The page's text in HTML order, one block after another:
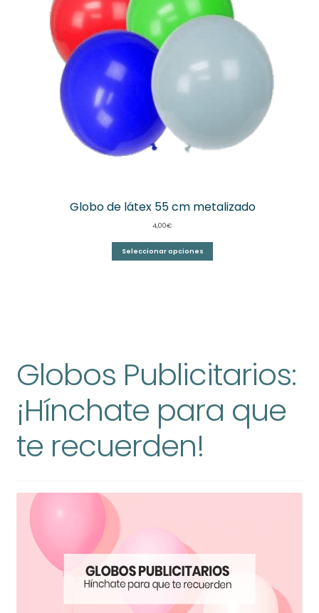
Globo de látex 55 cm metalizado
4,00€
Seleccionar opciones
Globos Publicitarios:
¡Hínchate para que
te recuerden!